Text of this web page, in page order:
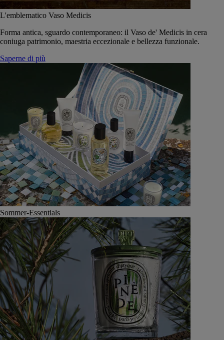
L'emblematico Vaso Medicis
Forma antica, sguardo contemporaneo: il Vaso de' Medicis in cera
coniuga patrimonio, maestria eccezionale e bellezza funzionale.
Saperne di più
Sommer-Essentials